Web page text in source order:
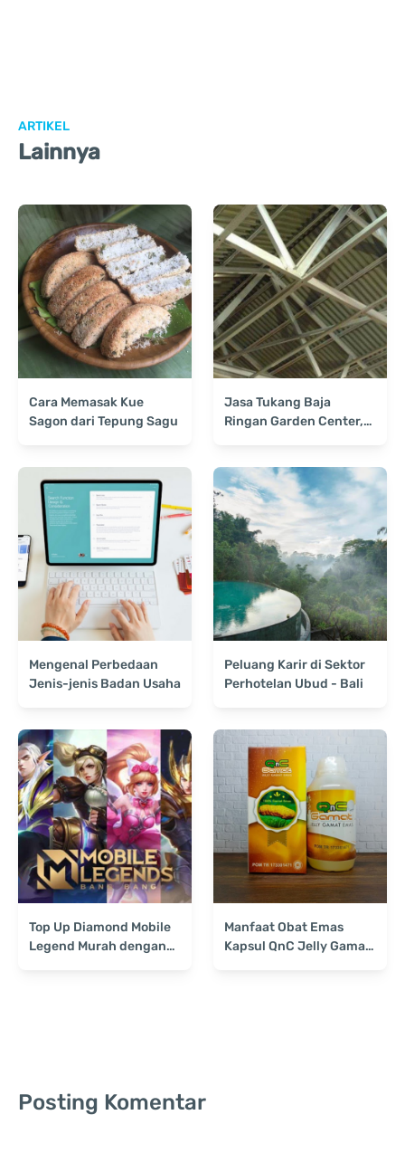
ARTIKEL
Lainnya
Cara Memasak Kue
Sagon dari Tepung Sagu
Jasa Tukang Baja
Ringan Garden Center,
Mengenal Perbedaan
Jenis-jenis Badan Usaha
Peluang Karir di Sektor
Perhotelan Ubud - Bali
Top Up Diamond Mobile
Legend Murah dengan
Manfaat Obat Emas
Kapsul QnC Jelly Gamat
Posting Komentar